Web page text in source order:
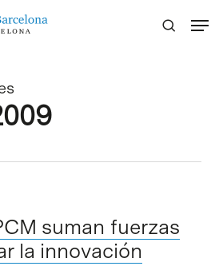
suman fuerzas
la innovación